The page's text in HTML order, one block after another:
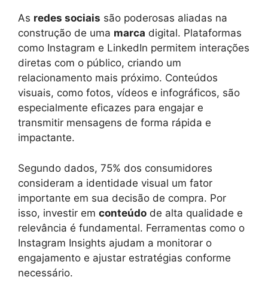
As redes sociais são poderosas aliadas na
construção de uma marca digital. Plataformas
como Instagram e LinkedIn permitem interações
diretas com o público, criando um
relacionamento mais próximo. Conteúdos
visuais, como fotos, vídeos e infográficos, são
especialmente eficazes para engajar e
transmitir mensagens de forma rápida e
impactante.
Segundo dados, 75% dos consumidores
consideram a identidade visual um fator
importante em sua decisão de compra. Por
isso, investir em conteúdo de alta qualidade e
relevância é fundamental. Ferramentas como o
Instagram Insights ajudam a monitorar o
engajamento e ajustar estratégias conforme
necessário.